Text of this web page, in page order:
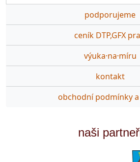
podporujeme
ceník DTP,GFX
výuka·na·míru
kontakt
obchodní podmínky a
naši